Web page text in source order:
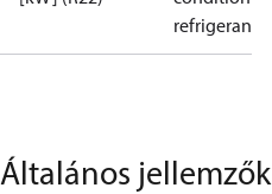
refrigerant
Általános jellemzők